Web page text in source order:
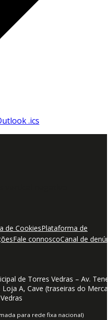
.ics
de CookiesPlataforma de
Fale connoscoCanal de
de Torres Vedras – Av.
A, Cave (traseiras do
para rede fixa nacional)